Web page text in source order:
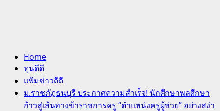
Home
ทุนดีดี
แฟ้มข่าวดีดี
ม.ราชภัฏธนบุรี ประกาศความสำเร็จ! นักศึกษาพลศึกษา
ก้าวสู่เส้นทางข้าราชการครู “ตำแหน่งครูผู้ช่วย” อย่างสง่า